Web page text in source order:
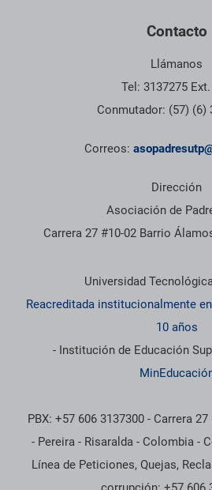
Contacto
Llámanos
Tel: 3137275
Conmutador: (57) (6)
Correos:
Dirección
Asociación de
Carrera 27 #10-02 Barrio
Información institucional
Universidad
Reacreditada institucionalmente
10 años
- Institución de Educación
PBX: +57 606 3137300 - Carrera
- Pereira - Risaralda - Colombia -
Línea de Peticiones, Quejas,